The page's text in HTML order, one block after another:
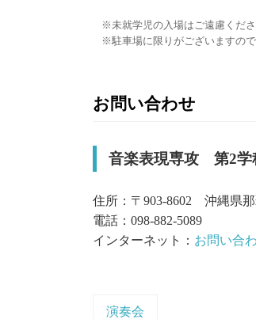
未就学児の入場はご遠慮くださ
駐車場に限りがございますの
お問い合わせ
音楽表現専攻 第2学
住所：〒903-8602 沖縄県
電話：098-882-5089
インターネット： お問い合
演奏会